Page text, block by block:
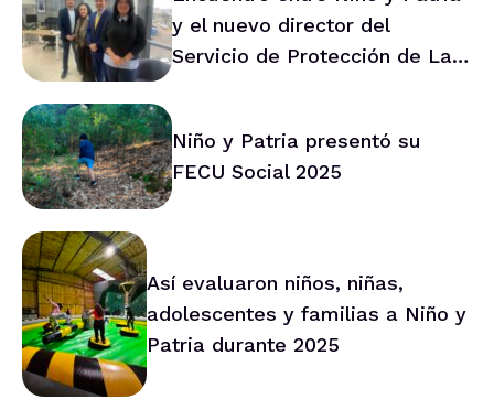
y el nuevo director del
Servicio de Protección de La
Niño y Patria presentó su
FECU Social 2025
Así evaluaron niños, niñas,
adolescentes y familias a Niño y
Patria durante 2025